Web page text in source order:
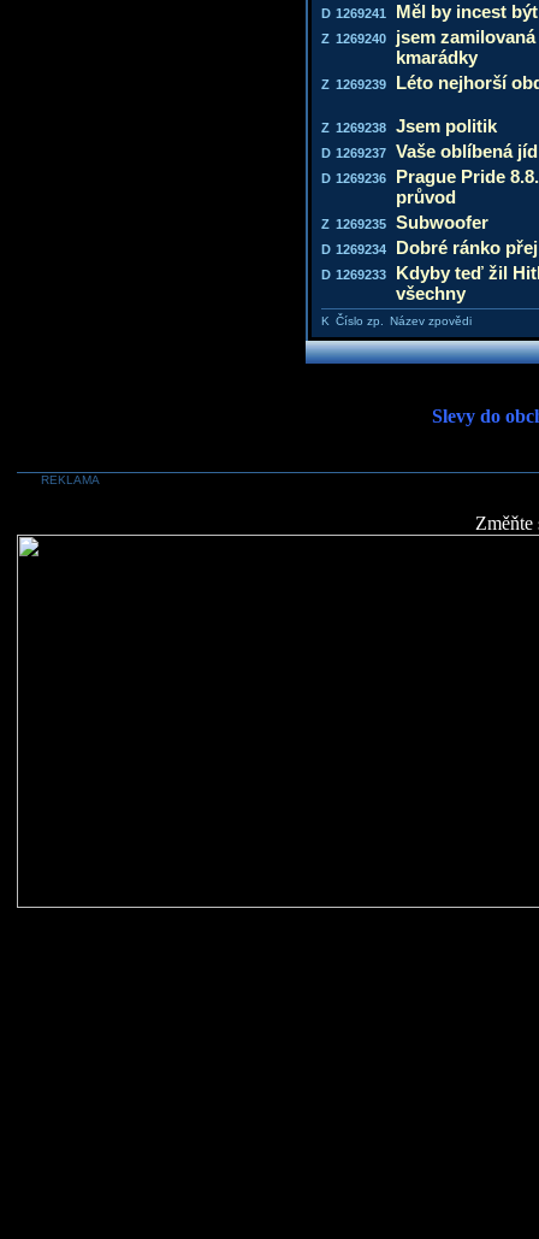
D 1269241 Měl by incest
Z 1269240
jsem
kmarádky
Z 1269239 Léto nejhorší
Z 1269238 Jsem politik
D 1269237 Vaše oblíbená
D 1269236
Prague Pride
průvod
Z 1269235 Subwoofer
D 1269234 Dobré ránko
D 1269233
Kdyby teď žil
všechny
K Číslo zp. Název zpovědi
Slevy do
REKLAMA
Změňte